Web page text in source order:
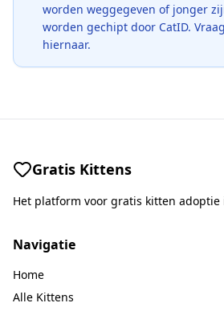
worden weggegeven of jonger
worden gechipt door CatID.
hiernaar.
Gratis Kittens
Het platform voor gratis kitten
Navigatie
Home
Alle Kittens